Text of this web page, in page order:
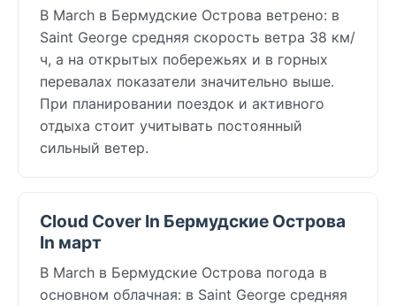
В March в Бермудские Острова ветрено: в
Saint George средняя скорость ветра 38 км/
ч, а на открытых побережьях и в горных
перевалах показатели значительно выше.
При планировании поездок и активного
отдыха стоит учитывать постоянный
сильный ветер.
Cloud Cover In Бермудские Острова
In март
В March в Бермудские Острова погода в
основном облачная: в Saint George средняя